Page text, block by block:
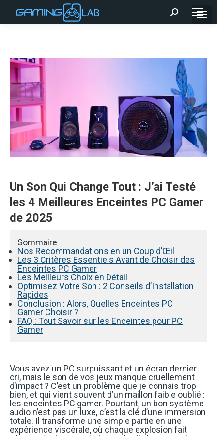
Recherche
Un Son Qui Change Tout : J’ai Testé
les 4 Meilleures Enceintes PC Gamer
de 2025
Sommaire
Nos Recommandations en un Coup d’Œil
Les 3 Critères Essentiels Avant de Choisir des
Enceintes PC Gamer
Les Meilleurs Choix en Détail
Optimisez Votre Son : 2 Conseils d’Installation
Rapides
Conclusion : Alors, Quelles Enceintes PC
Gamer Choisir ?
FAQ : Tout Savoir sur les Enceintes pour PC
Gamer
Vous avez un PC surpuissant et un écran dernier
cri, mais le son de vos jeux manque cruellement
d’impact ? C’est un problème que je connais trop
bien, et qui vient souvent d’un maillon faible oublié :
les enceintes PC gamer. Pourtant, un bon système
audio n’est pas un luxe, c’est la clé d’une immersion
totale. Il transforme une simple partie en une
expérience viscérale, où chaque explosion fait